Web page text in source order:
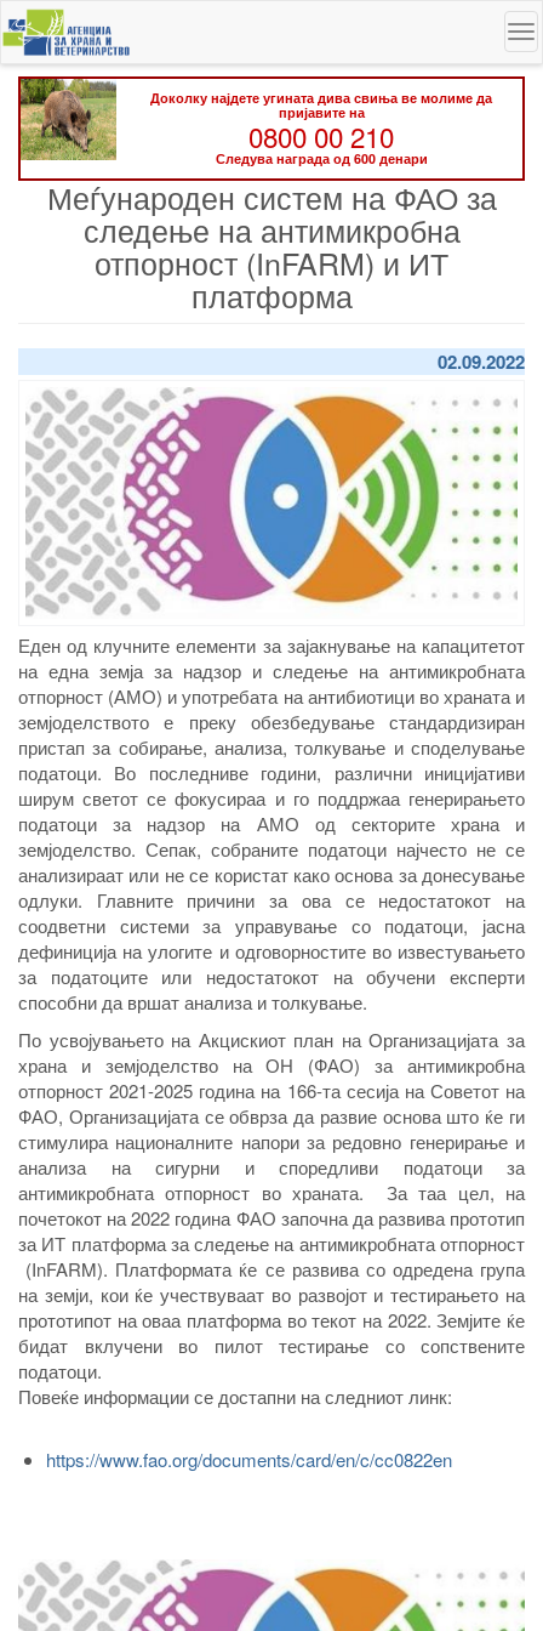
Skip
to
main
content
Доколку најдете угината дива свиња ве молиме да
пријавите на
0800 00 210
Следува награда од 600 денари
Меѓународен систем на ФАО за
следење на антимикробна
отпорност (InFARM) и ИТ
платформа
02.09.2022
Еден од клучните елементи за зајакнување на капацитетот
на една земја за надзор и следење на антимикробната
отпорност (АМО) и употребата на антибиотици во храната и
земјоделството е преку обезбедување стандардизиран
пристап за собирање, анализа, толкување и споделување
податоци. Во последниве години, различни иницијативи
ширум светот се фокусираа и го поддржаа генерирањето
податоци за надзор на АМО од секторите храна и
земјоделство. Сепак, собраните податоци најчесто не се
анализираат или не се користат како основа за донесување
одлуки. Главните причини за ова се недостатокот на
соодветни системи за управување со податоци, јасна
дефиниција на улогите и одговорностите во известувањето
за податоците или недостатокот на обучени експерти
способни да вршат анализа и толкување.
По усвојувањето на Акцискиот план на Организацијата за
храна и земјоделство на ОН (ФАО) за антимикробна
отпорност 2021-2025 година на 166-та сесија на Советот на
ФАО, Организацијата се обврза да развие основа што ќе ги
стимулира националните напори за редовно генерирање и
анализа на сигурни и споредливи податоци за
антимикробната отпорност во храната. За таа цел, на
почетокот на 2022 година ФАО започна да развива прототип
за ИТ платформа за следење на антимикробната отпорност
(InFARM). Платформата ќе се развива со одредена група
на земји, кои ќе учествуваат во развојот и тестирањето на
прототипот на оваа платформа во текот на 2022. Земјите ќе
бидат вклучени во пилот тестирање со сопствените
податоци.
Повеќе информации се достапни на следниот линк:
https://www.fao.org/documents/card/en/c/cc0822en